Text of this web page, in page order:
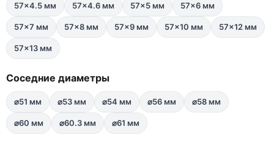
57×4.5 мм 57×4.6 мм 57×5 мм 57×6 мм
57×7 мм 57×8 мм 57×9 мм 57×10 мм 57×12 мм
57×13 мм
Соседние диаметры
⌀51 мм ⌀53 мм ⌀54 мм ⌀56 мм ⌀58 мм
⌀60 мм ⌀60.3 мм ⌀61 мм